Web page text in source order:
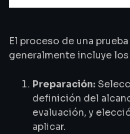
El proceso de una
generalmente incluye
Preparación:
definición del
evaluación, y
aplicar.